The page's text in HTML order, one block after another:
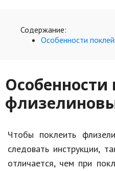
Дом и сад
Спорт и фитнес
Психология и
Работа и бизнес
Содержание:
Особенности
Особенности
Чтобы поклеить
следовать инструкции,
отличается, чем при